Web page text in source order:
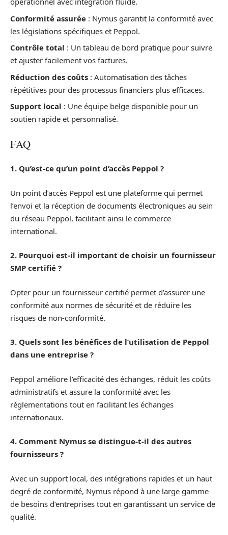
Conformité assurée : Nymus garantit la conformité avec
les législations spécifiques et Peppol.
Contrôle total : Un tableau de bord pratique pour suivre
et ajuster facilement vos factures.
Réduction des coûts : Automatisation des tâches
répétitives pour des processus financiers plus efficaces.
Support local : Une équipe belge disponible pour un
soutien rapide et personnalisé.
FAQ
1. Qu’est-ce qu’un point d’accès Peppol ?
Un point d’accès Peppol est une plateforme qui permet
l’envoi et la réception de documents électroniques au sein
du réseau Peppol, facilitant ainsi le commerce
international.
2. Pourquoi est-il important de choisir un fournisseur
SMP certifié ?
Opter pour un fournisseur certifié permet d’assurer une
conformité aux normes de sécurité et de réduire les
risques de non-conformité.
3. Quels sont les bénéfices de l’utilisation de Peppol
dans une entreprise ?
Peppol améliore l’efficacité des échanges, réduit les coûts
administratifs et assure la conformité avec les
réglementations tout en facilitant les échanges
internationaux.
4. Comment Nymus se distingue-t-il des autres
fournisseurs ?
Avec un support local, des intégrations rapides et un haut
degré de conformité, Nymus répond à une large gamme
de besoins d’entreprises tout en garantissant un service de
qualité.